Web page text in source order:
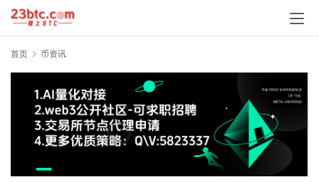
首页 币资讯